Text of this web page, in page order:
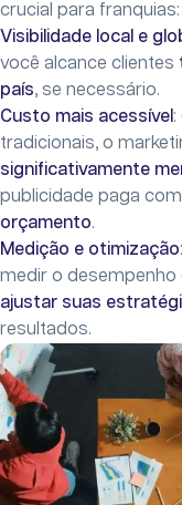
crucial para franquias:
Visibilidade local e
você alcance clientes
país, se necessário.
Custo mais acessível
tradicionais, o
significativamente
publicidade paga
orçamento.
Medição e otimização
medir o desempenho
ajustar suas
resultados.